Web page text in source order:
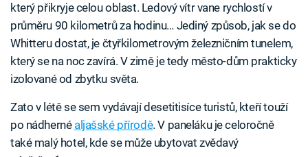
který přikryje celou oblast. Ledový vítr vane rychlostí v
průměru 90 kilometrů za hodinu… Jediný způsob, jak se do
Whitteru dostat, je čtyřkilometrovým železničním tunelem,
který se na noc zavírá. V zimě je tedy město-dům prakticky
izolované od zbytku světa.
Zato v létě se sem vydávají desetitisíce turistů, kteří touží
po nádherné aljašské přírodě. V paneláku je celoročně
také malý hotel, kde se může ubytovat zvědavý